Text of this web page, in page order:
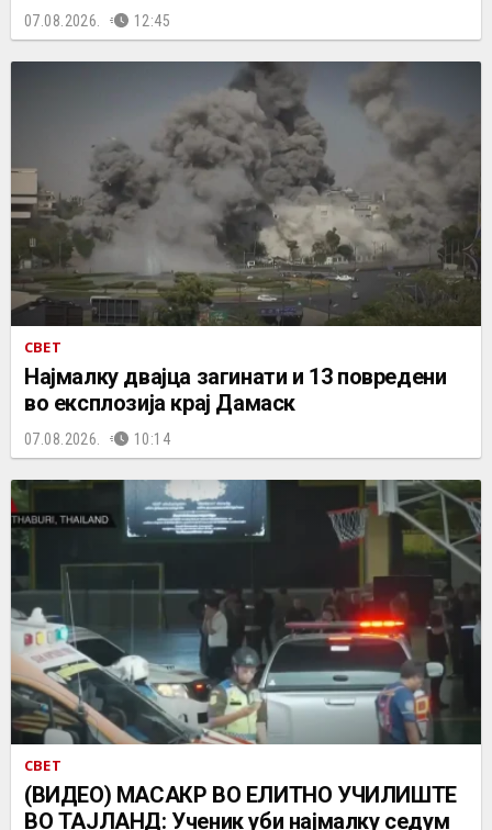
07.08.2026. 12:45
СВЕТ
Најмалку двајца загинати и 13 повредени
во експлозија крај Дамаск
07.08.2026. 10:14
СВЕТ
(ВИДЕО) МАСАКР ВО ЕЛИТНО УЧИЛИШТЕ
ВО ТАЈЛАНД: Ученик уби најмалку седум